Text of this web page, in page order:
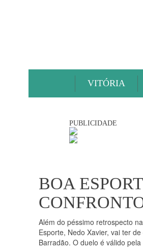
VITÓRIA
PUBLICIDADE
BOA
Além do péssimo retrospecto
Esporte, Nedo Xavier, vai ter
Barradão. O duelo é válido